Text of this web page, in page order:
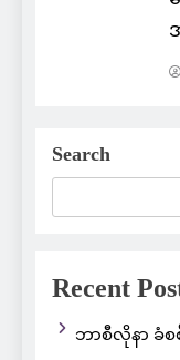
Search
Recent
ဘာစီလိုနာ ခံစ